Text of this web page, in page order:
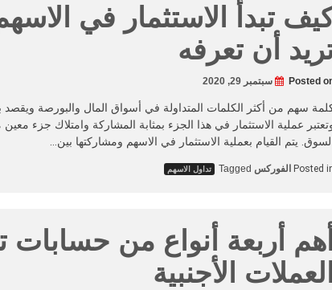
تبدأ الاستثمار في
أن تعرفه
Posted سبتمبر 29, 2020
سهم من أكثر الكلمات المتداولة في أسواق المال والبورصة
عملية الاستثمار في هذا الجزء بمثابة المشاركة وامتلاك جزء
يتم القيام بعملية الاستثمار في الاسهم ومشاركتها بين…
Posted الفوركس Tagged تداول الاسهم
أهم أربعة أنواع من حسابات
العملات الأجنبية